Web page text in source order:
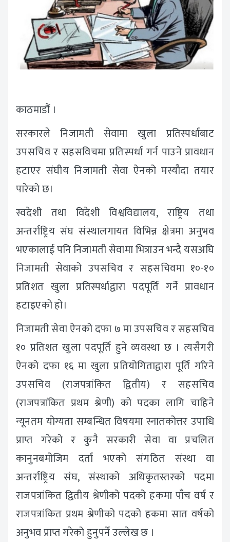
काठमाडौं ।
सरकारले निजामती सेवामा खुला प्रतिस्पर्धाबाट
उपसचिव र सहसविचमा प्रतिस्पर्धा गर्न पाउने प्रावधान
हटाएर संघीय निजामती सेवा ऐनको मस्यौदा तयार
पारेको छ।
स्वदेशी तथा विदेशी विश्वविद्यालय, राष्ट्रिय तथा
अन्तर्राष्ट्रिय संघ संस्थालगायत विभिन्न क्षेत्रमा अनुभव
भएकालाई पनि निजामती सेवामा भित्राउन भन्दै यसअघि
निजामती सेवाको उपसचिव र सहसचिवमा १०-१०
प्रतिशत खुला प्रतिस्पर्धाद्वारा पदपूर्ति गर्ने प्रावधान
हटाइएको हो।
निजामती सेवा ऐनको दफा ७ मा उपसचिव र सहसचिव
१० प्रतिशत खुला पदपूर्ति हुने व्यवस्था छ । त्यसैगरी
ऐनको दफा १६ मा खुला प्रतियोगिताद्वारा पूर्ति गरिने
उपसचिव (राजपत्रांकित द्वितीय) र सहसचिव
(राजपत्रांकित प्रथम श्रेणी) को पदका लागि चाहिने
न्यूनतम योग्यता सम्बन्धित विषयमा स्नातकोत्तर उपाधि
प्राप्त गरेको र कुनै सरकारी सेवा वा प्रचलित
कानुनबमोजिम दर्ता भएको संगठित संस्था वा
अन्तर्राष्ट्रिय संघ, संस्थाको अधिकृतस्तरको पदमा
राजपत्रांकित द्वितीय श्रेणीको पदको हकमा पाँच वर्ष र
राजपत्रांकित प्रथम श्रेणीको पदको हकमा सात वर्षको
अनुभव प्राप्त गरेको हुनुपर्ने उल्लेख छ ।